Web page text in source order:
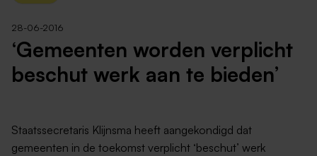
28-06-2016
‘Gemeenten worden verplicht
beschut werk aan te bieden’
Staatssecretaris Klijnsma heeft aangekondigd dat
gemeenten in de toekomst verplicht ‘beschut’ werk